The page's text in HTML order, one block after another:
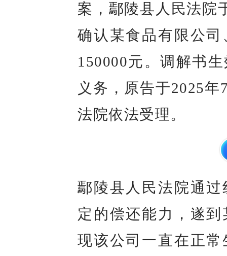
案，鄢陵县人民法院
确认某食品有限公
150000元。调解书
义务，原告于2025
法院依法受理。
鄢陵县人民法院通
定的偿还能力，遂
现该公司一直在正